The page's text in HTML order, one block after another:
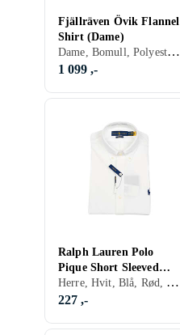
Fjällräven Övik Flannel
Shirt (Dame)
Dame, Bomull, Polyester, Mocca, Flanell, Sort, Hvit, Grå, Brun, Blå, Rød, Gul, Grønn, Beige, Rosa, Lilla, Rutete
1 099 ,-
Ralph Lauren Polo
Pique Short Sleeved
Shirt (Herre)
Herre, Hvit, Blå, Rød, Beige, Rosa
227 ,-